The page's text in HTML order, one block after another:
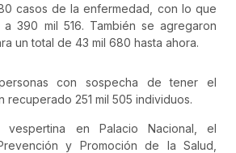
casos de la enfermedad, con lo que
390 mil 516. También se agregaron
un total de 43 mil 680 hasta ahora.
con sospecha de tener el
recuperado 251 mil 505 individuos.
vespertina en Palacio Nacional, el
y Promoción de la Salud,